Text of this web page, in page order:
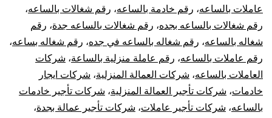
عاملات بالساعه، رقم خادمة بالساعه، رقم شغالات بالساعه،
رقم شغالات بالساعه بجده، رقم شغالات بالساعه جدة، رقم
شغاله بالساعه، رقم شغاله بالساعه في جده، رقم شغاله بساعه،
رقم عاملات بالساعه، رقم عاملة منزلية بالساعة، شركات
العاملات بالساعه، شركات العمالة المنزلية، شركات ايجار
خادمات، شركات تأجير العمالة المنزلية، شركات تأجير خادمات
بالساعه، شركات تأجير عاملات، شركات تأجير عمالة بجدة،